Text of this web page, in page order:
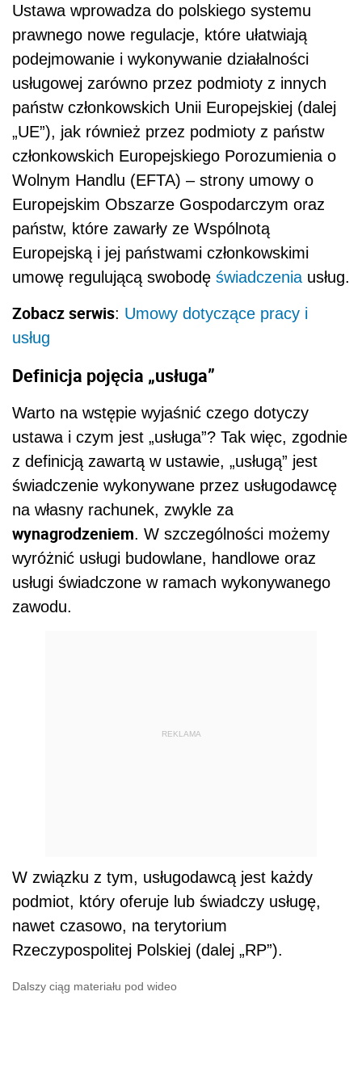
Ustawa wprowadza do polskiego systemu
prawnego nowe regulacje, które ułatwiają
podejmowanie i wykonywanie działalności
usługowej zarówno przez podmioty z innych
państw członkowskich Unii Europejskiej (dalej
„UE”), jak również przez podmioty z państw
członkowskich Europejskiego Porozumienia o
Wolnym Handlu (EFTA) – strony umowy o
Europejskim Obszarze Gospodarczym oraz
państw, które zawarły ze Wspólnotą
Europejską i jej państwami członkowskimi
umowę regulującą swobodę świadczenia usług.
Zobacz serwis: Umowy dotyczące pracy i
usług
Definicja pojęcia „usługa”
Warto na wstępie wyjaśnić czego dotyczy
ustawa i czym jest „usługa”? Tak więc, zgodnie
z definicją zawartą w ustawie, „usługą” jest
świadczenie wykonywane przez usługodawcę
na własny rachunek, zwykle za
wynagrodzeniem. W szczególności możemy
wyróżnić usługi budowlane, handlowe oraz
usługi świadczone w ramach wykonywanego
zawodu.
REKLAMA
W związku z tym, usługodawcą jest każdy
podmiot, który oferuje lub świadczy usługę,
nawet czasowo, na terytorium
Rzeczypospolitej Polskiej (dalej „RP”).
Dalszy ciąg materiału pod wideo